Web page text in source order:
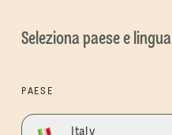
Seleziona paese e lingua
PAESE
Italy